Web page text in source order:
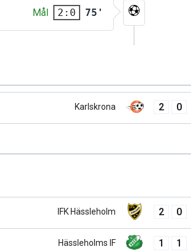
Mål 2:0 75'
Karlskrona 2 0
IFK Hässleholm 2 0
Hässleholms IF 1 1